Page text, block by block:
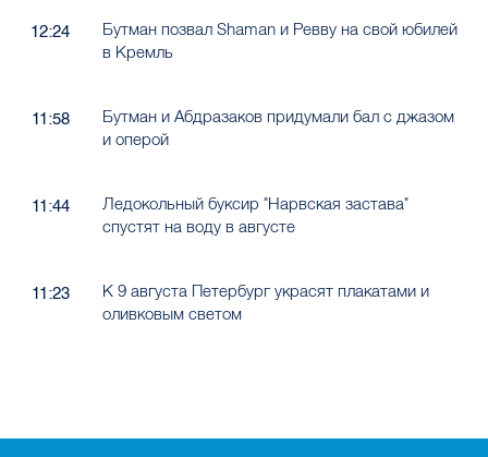
12:24
Бутман позвал Shaman и Ревву на свой юбилей
в Кремль
11:58
Бутман и Абдразаков придумали бал с джазом
и оперой
11:44
Ледокольный буксир "Нарвская застава"
спустят на воду в августе
11:23
К 9 августа Петербург украсят плакатами и
оливковым светом